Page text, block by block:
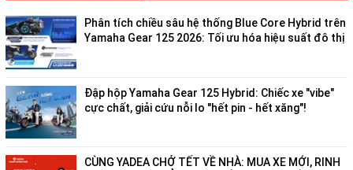
Phân tích chiều sâu hệ thống Blue Core Hybrid trên
Yamaha Gear 125 2026: Tối ưu hóa hiệu suất đô thị
Đập hộp Yamaha Gear 125 Hybrid: Chiếc xe "vibe"
cực chất, giải cứu nỗi lo "hết pin - hết xăng"!
CÙNG YADEA CHỞ TẾT VỀ NHÀ: MUA XE MỚI, RINH